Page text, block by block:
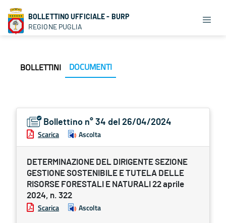
BOLLETTINO UFFICIALE - BURP
REGIONE PUGLIA
BOLLETTINI DOCUMENTI
Bollettino n° 34 del 26/04/2024
Scarica Ascolta
DETERMINAZIONE DEL DIRIGENTE SEZIONE
GESTIONE SOSTENIBILE E TUTELA DELLE
RISORSE FORESTALI E NATURALI 22 aprile
2024, n. 322
Scarica Ascolta